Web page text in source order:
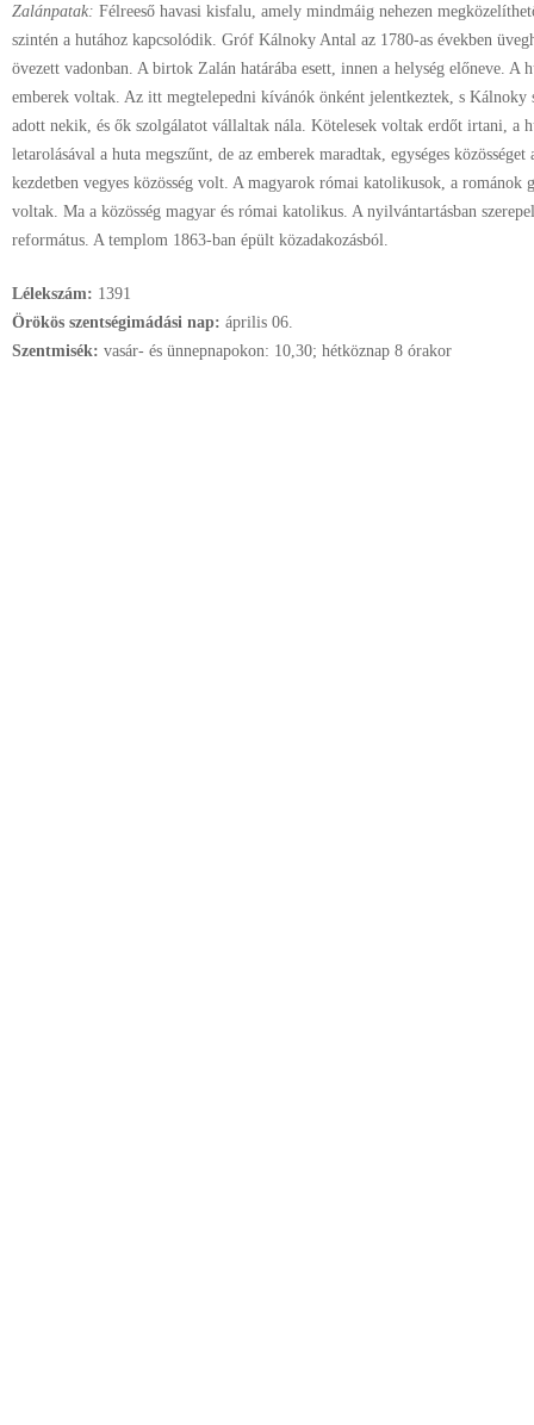
Zalánpatak: Félreeső havasi kisfalu, amely mindmáig nehezen
szintén a hutához kapcsolódik. Gróf Kálnoky Antal az 1780-as években
övezett vadonban. A birtok Zalán határába esett, innen a helység előneve. A
emberek voltak. Az itt megtelepedni kívánók önként jelentkeztek, s Kálnoky
adott nekik, és ők szolgálatot vállaltak nála. Kötelesek voltak erdőt irtani, a
letarolásával a huta megszűnt, de az emberek maradtak, egységes
kezdetben vegyes közösség volt. A magyarok római katolikusok, a románok
voltak. Ma a közösség magyar és római katolikus. A nyilvántartásban
református. A templom 1863-ban épült közadakozásból.
Lélekszám: 1391
Örökös szentségimádási nap: április 06.
Szentmisék: vasár- és ünnepnapokon: 10,30; hétköznap 8 órakor